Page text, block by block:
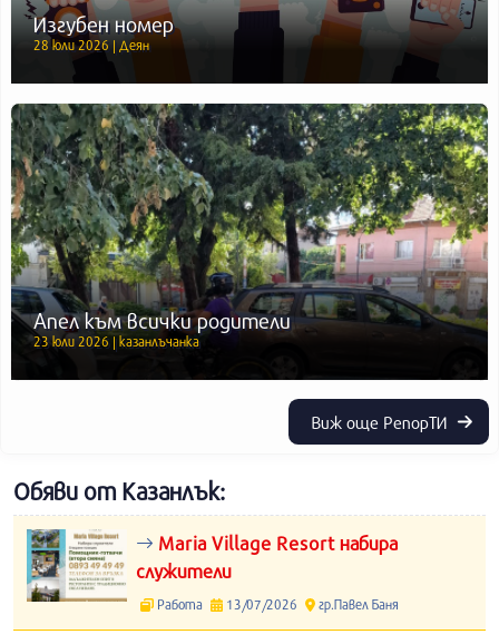
Изгубен номер
28 юли 2026 | Деян
Апел към всички родители
23 юли 2026 | казанлъчанка
Виж още РепорТИ
Обяви от Казанлък:
Maria Village Resort набира
служители
Работа 13/07/2026 гр.Павел Баня